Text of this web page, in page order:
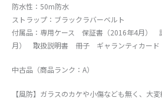
防水性：50m防水
ストラップ：ブラックラバーベルト
付属品：専用ケース 保証書（2016年4月）
月） 取扱説明書 冊子 ギャランティカード
中古品（商品ランク：A）
【風防】ガラスのカケや小傷なども無く、大変